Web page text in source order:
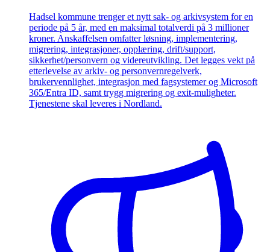
Hadsel kommune trenger et nytt sak- og arkivsystem for en
periode på 5 år, med en maksimal totalverdi på 3 millioner
kroner. Anskaffelsen omfatter løsning, implementering,
migrering, integrasjoner, opplæring, drift/support,
sikkerhet/personvern og videreutvikling. Det legges vekt på
etterlevelse av arkiv- og personvernregelverk,
brukervennlighet, integrasjon med fagsystemer og Microsoft
365/Entra ID, samt trygg migrering og exit-muligheter.
Tjenestene skal leveres i Nordland.